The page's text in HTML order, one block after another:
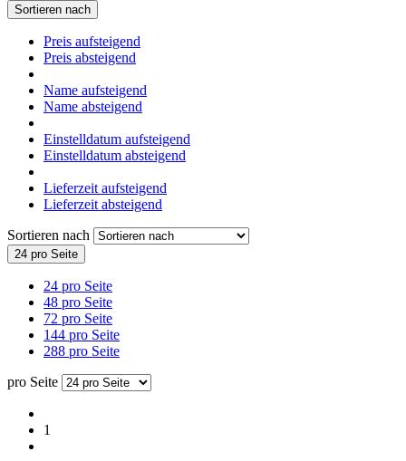
Sortieren nach
Preis aufsteigend
Preis absteigend
Name aufsteigend
Name absteigend
Einstelldatum aufsteigend
Einstelldatum absteigend
Lieferzeit aufsteigend
Lieferzeit absteigend
Sortieren nach
24 pro Seite
24 pro Seite
48 pro Seite
72 pro Seite
144 pro Seite
288 pro Seite
pro Seite
1